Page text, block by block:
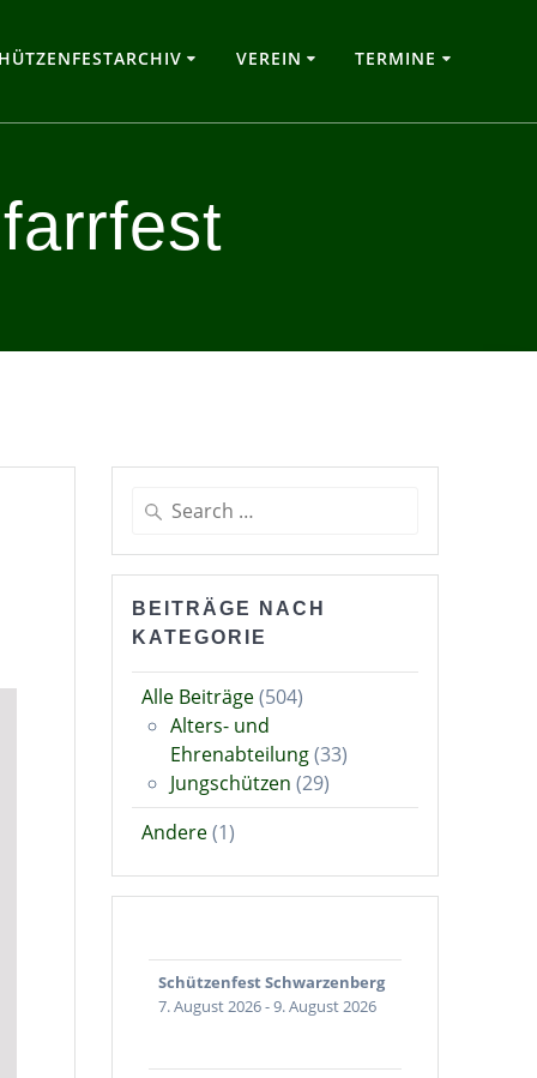
VEREIN TERMINE
Search
BEITRÄGE NACH
KATEGORIE
Alle Beiträge(504)
Alters- und
Ehrenabteilung(33)
Jungschützen (29)
Andere(1)
Schützenfest Schwarzenberg
7. August 2026-9. August 2026